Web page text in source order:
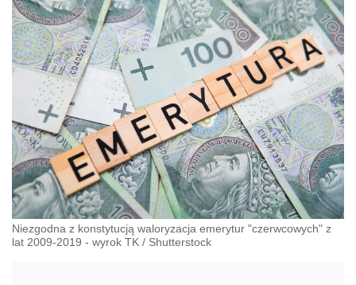
Niezgodna z konstytucją waloryzacja emerytur "czerwcowych" z
lat 2009-2019 - wyrok TK / Shutterstock